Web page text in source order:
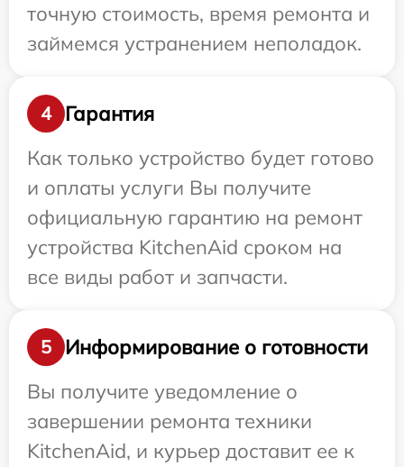
точную стоимость, время ремонта и
займемся устранением неполадок.
4
Гарантия
Как только устройство будет готово
и оплаты услуги Вы получите
официальную гарантию на ремонт
устройства KitchenAid сроком на
все виды работ и запчасти.
5
Информирование о готовности
Вы получите уведомление о
завершении ремонта техники
KitchenAid, и курьер доставит ее к